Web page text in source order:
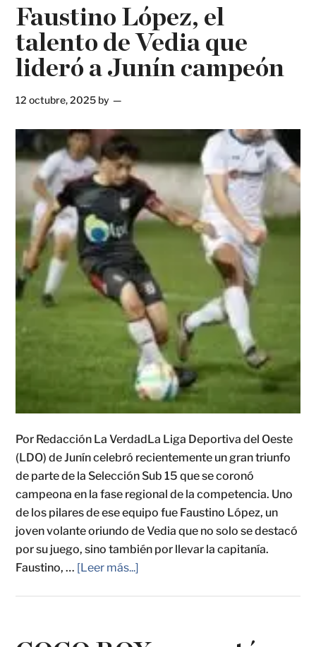
Faustino López, el
talento de Vedia que
lideró a Junín campeón
12 octubre, 2025 by
Por Redacción La VerdadLa Liga Deportiva del Oeste
(LDO) de Junín celebró recientemente un gran triunfo
de parte de la Selección Sub 15 que se coronó
campeona en la fase regional de la competencia. Uno
de los pilares de ese equipo fue Faustino López, un
joven volante oriundo de Vedia que no solo se destacó
por su juego, sino también por llevar la capitanía.
Faustino, … [Leer más...]